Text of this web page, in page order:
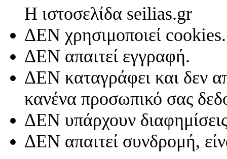
Η ιστοσελίδα seilias.gr
ΔΕΝ χρησιμοποιεί cookies.
ΔΕΝ απαιτεί εγγραφή.
ΔΕΝ καταγράφει και δεν
κανένα προσωπικό σας
ΔΕΝ υπάρχουν
ΔΕΝ απαιτεί συνδρομή,